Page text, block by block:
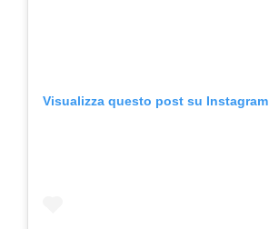
Visualizza questo post su Instagram